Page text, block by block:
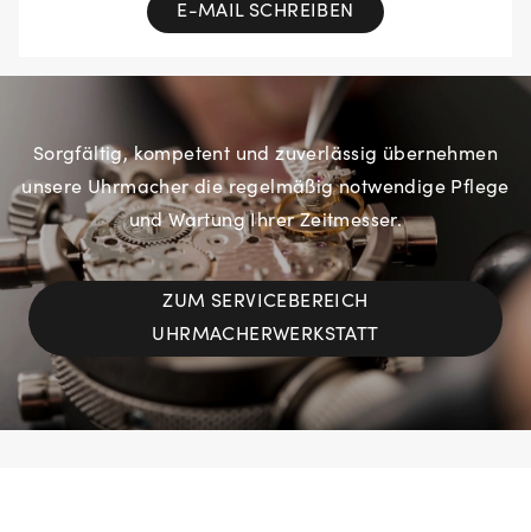
E-MAIL SCHREIBEN
Sorgfältig, kompetent und zuverlässig übernehmen
unsere Uhrmacher die regelmäßig notwendige Pflege
und Wartung Ihrer Zeitmesser.
ZUM SERVICEBEREICH
UHRMACHERWERKSTATT